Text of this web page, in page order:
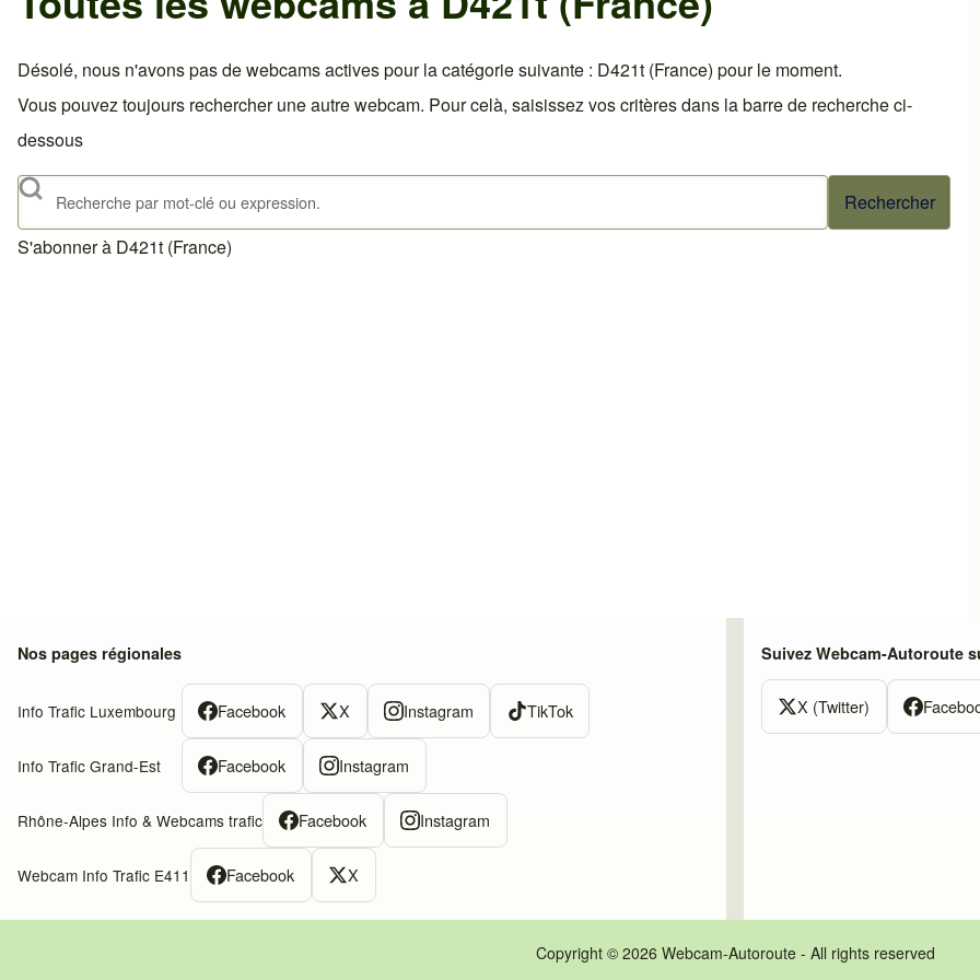
Désolé, nous n'avons pas de webcams actives pour la catégorie suivante : D421t (France) pour le moment.
Vous pouvez toujours rechercher une autre webcam. Pour celà, saisissez vos critères dans la barre de recherche ci-
dessous
Rechercher
S'abonner à D421t (France)
Nos pages régionales
Info Trafic Luxembourg Facebook X Instagram TikTok
Info Trafic Grand-Est Facebook Instagram
Rhône-Alpes Info & Webcams trafic Facebook Instagram
Webcam Info Trafic E411 Facebook X
Suivez Webcam-Autoroute
X (Twitter)
Copyright © 2026 Webcam-Autoroute - All rights reserved